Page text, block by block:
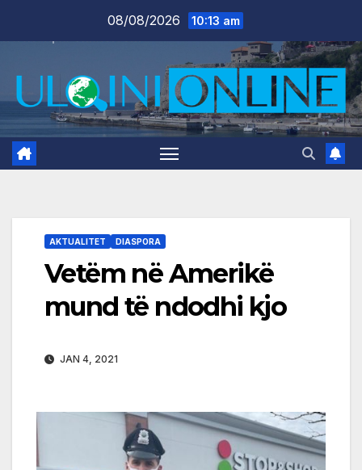
08/08/2026 10:13 am
AKTUALITET DIASPORA
Vetëm në Amerikë
mund të ndodhi kjo
JAN 4, 2021